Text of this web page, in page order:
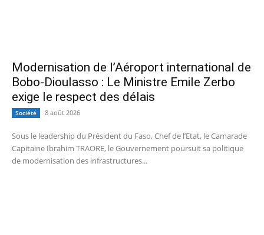
Modernisation de l’Aéroport international de
Bobo-Dioulasso : Le Ministre Emile Zerbo
exige le respect des délais
Société 8 août 2026
Sous le leadership du Président du Faso, Chef de l’Etat, le Camarade
Capitaine Ibrahim TRAORE, le Gouvernement poursuit sa politique
de modernisation des infrastructures...